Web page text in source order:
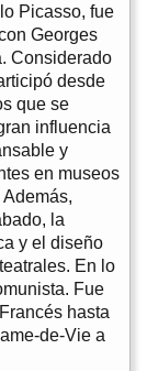
Picasso, fue
Georges
Considerado
desde
que se
influencia
y
en museos
la
y el diseño
En lo
Fue
hasta
de-Vie a